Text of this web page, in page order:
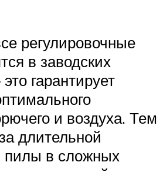
регулировочные
в заводских
гарантирует
и воздуха. Тем
длительной
пилы в сложных